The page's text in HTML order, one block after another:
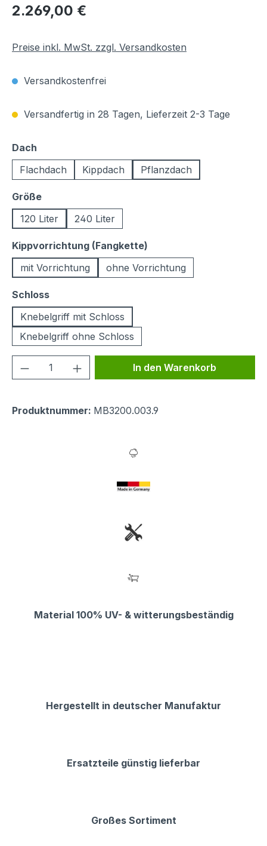
Regulärer Preis:
2.269,00 €
Preise inkl. MwSt. zzgl. Versandkosten
Versandkostenfrei
Versandfertig in 28 Tagen, Lieferzeit 2-3 Tage
Dach
Flachdach
Kippdach Pflanzdach
Größeauswählen
120 Liter
240 Liter
Kippvorrichtung (Fangkette)
mit Vorrichtung
ohne Vorrichtung
Schlossauswählen
Knebelgriff mit Schloss
Knebelgriff ohne Schloss
Produkt Anzahl: Gib denIn den Warenkorb
Produktnummer: MB3200.003.9
Material 100% UV- & witterungsbeständig
Hergestellt in deutscher Manufaktur
Ersatzteile günstig lieferbar
Großes Sortiment